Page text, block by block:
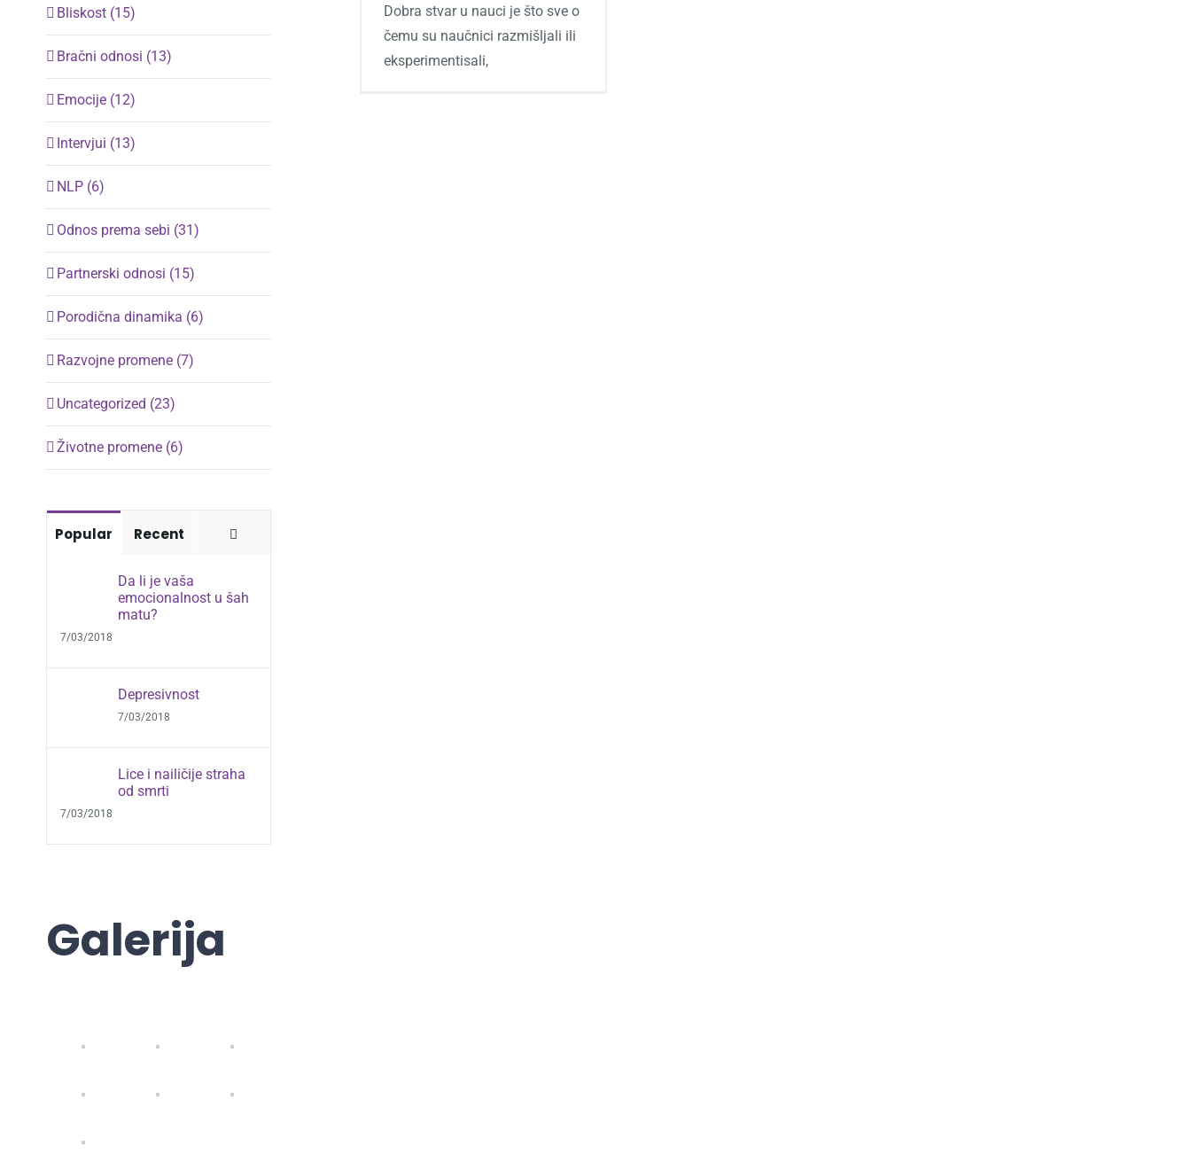
Dobra stvar u nauci je što sve o
čemu su naučnici razmišljali ili
eksperimentisali,
Bliskost (15)
Bračni odnosi (13)
Emocije (12)
Intervjui (13)
NLP (6)
Odnos prema sebi (31)
Partnerski odnosi (15)
Porodična dinamika (6)
Razvojne promene (7)
Uncategorized (23)
Životne promene (6)
Popular Recent
Da li je vaša
emocionalnost u šah
matu?
7/03/2018
Depresivnost
7/03/2018
Lice i nailičije straha
od smrti
7/03/2018
Galerija